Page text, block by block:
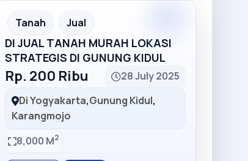
Recommended
Tanah Jual
DI JUAL TANAH MURAH LOKASI
STRATEGIS DI GUNUNG KIDUL
Rp. 200 Ribu
28 July 2025
Di Yogyakarta,Gunung Kidul,
Karangmojo
8,000 M2